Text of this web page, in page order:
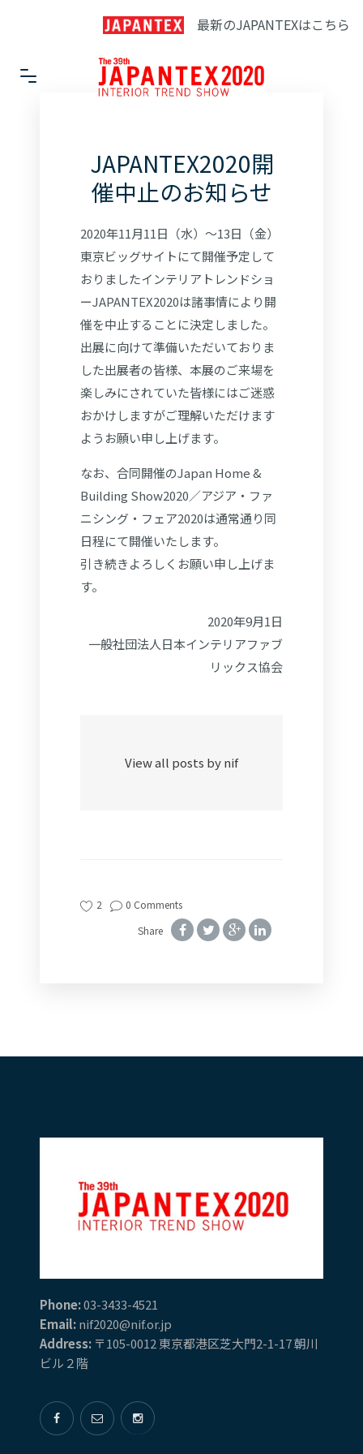
最新のJAPANTEXはこちら
JAPANTEX2020開
催中止のお知らせ
2020年11月11日（水）～13日（金）
東京ビッグサイトにて開催予定して
おりましたインテリアトレンドショ
ーJAPANTEX2020は諸事情により開
催を中止することに決定しました。
出展に向けて準備いただいておりま
した出展者の皆様、本展のご来場を
楽しみにされていた皆様にはご迷惑
おかけしますがご理解いただけます
ようお願い申し上げます。
なお、合同開催のJapan Home &
Building Show2020／アジア・ファ
ニシング・フェア2020は通常通り同
日程にて開催いたします。
引き続きよろしくお願い申し上げま
す。
2020年9月1日
一般社団法人日本インテリアファブ
リックス協会
View all posts by nif
2
0 Comments
Share
Phone:03-3433-4521
Email:nif2020@nif.or.jp
Address: 〒105-0012 東京都港区芝大門2-1-17 朝川
ビル２階